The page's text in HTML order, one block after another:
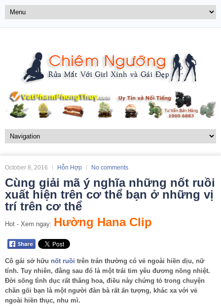
October 8, 2016 Hỗn Hợp No comments
Cùng giải mã ý nghĩa những nốt ruồi
xuất hiện trên cơ thể bạn ở những vị
trí trên cơ thể
Hot - Xem ngay: Hường Hana Clip
Cô gái sở hữu nốt ruồi trên trán thường có vẻ ngoài hiền dịu, nữ
tính. Tuy nhiên, đằng sau đó là một trái tim yêu đương nồng nhiệt.
Đời sống tình dục rất thăng hoa, điều này chứng tỏ trong chuyện
chăn gối bạn là một người đàn bà rất ấn tượng, khác xa với vẻ
ngoài hiền thục, nhu mì.